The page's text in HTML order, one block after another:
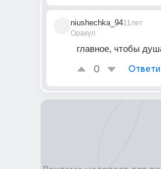
niushechka_94
Оракул
11лет
главное, чтобы
0